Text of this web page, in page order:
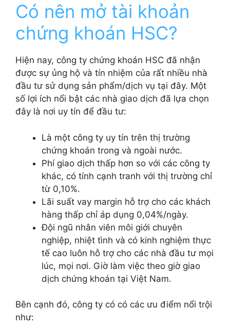
Có nên mở tài khoản
chứng khoán HSC?
Hiện nay, công ty chứng khoán HSC đã nhận
được sự ủng hộ và tín nhiệm của rất nhiều nhà
đầu tư sử dụng sản phẩm/dịch vụ tại đây. Một
số lợi ích nổi bật các nhà giao dịch đã lựa chọn
đây là nơi uy tín để đầu tư:
Là một công ty uy tín trên thị trường
chứng khoán trong và ngoài nước.
Phí giao dịch thấp hơn so với các công ty
khác, có tính cạnh tranh với thị trường chỉ
từ 0,10%.
Lãi suất vay margin hỗ trợ cho các khách
hàng thấp chỉ áp dụng 0,04%/ngày.
Đội ngũ nhân viên môi giới chuyên
nghiệp, nhiệt tình và có kinh nghiệm thực
tế cao luôn hỗ trợ cho các nhà đầu tư mọi
lúc, mọi nơi. Giờ làm việc theo giờ giao
dịch chứng khoán tại Việt Nam.
Bên cạnh đó, công ty có có các ưu điểm nổi trội
như: